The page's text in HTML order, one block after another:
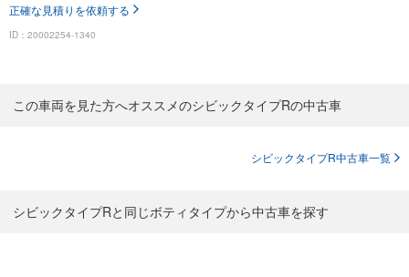
正確な見積りを依頼する
ID：20002254-1340
この車両を見た方へオススメのシビックタイプRの中古車
シビックタイプR中古車一覧
シビックタイプRと同じボティタイプから中古車を探す